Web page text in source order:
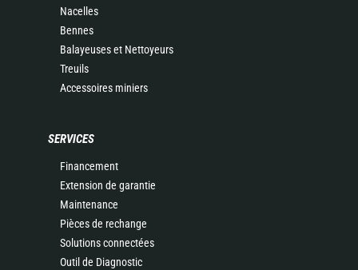
Nacelles
Bennes
Balayeuses et Nettoyeurs
Treuils
Accessoires miniers
SERVICES
Financement
Extension de garantie
Maintenance
Pièces de rechange
Solutions connectées
Outil de Diagnostic